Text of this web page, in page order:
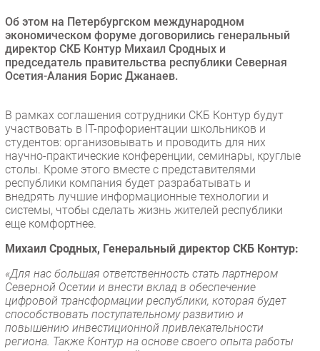
Безопасность
Инновации
CIO/Управление ИТ
Гаджеты
РАЗДЕЛЫ
Новости
Аналитика
Интервью
Мероприятия
Проекты
IT класс
Тестовый стенд
Каталог компаний
Об этом на Петербургском международном
экономическом форуме договорились генеральный
директор СКБ Контур Михаил Сродных и
председатель правительства республики Северная
Осетия-Алания Борис Джанаев.
В рамках соглашения сотрудники СКБ Контур будут
участвовать в IT-профориентации школьников и
студентов: организовывать и проводить для них
научно-практические конференции, семинары, круглые
столы. Кроме этого вместе с представителями
республики компания будет разрабатывать и
внедрять лучшие информационные технологии и
системы, чтобы сделать жизнь жителей республики
еще комфортнее.
Михаил Сродных, Генеральный директор СКБ Контур:
«Для нас большая ответственность стать партнером
Северной Осетии и внести вклад в обеспечение
цифровой трансформации республики, которая будет
способствовать поступательному развитию и
повышению инвестиционной привлекательности
региона. Также Контур на основе своего опыта работы